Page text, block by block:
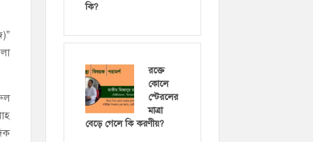
কি?
রক্তে
কোলে
স্টেরলের
মাত্রা
বেড়ে গেলে কি করণীয়?